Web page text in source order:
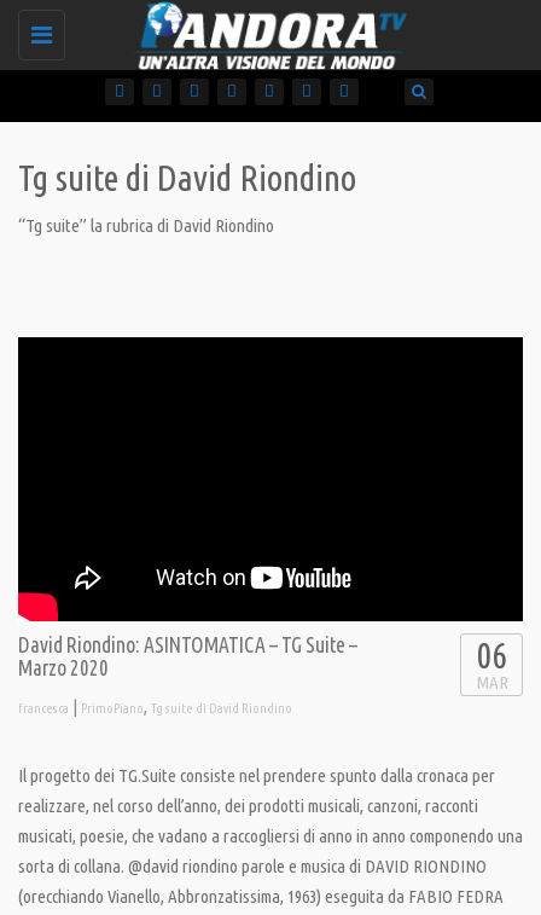
Toggle
Tg suite di David Riondino
“Tg suite” la rubrica di David Riondino
David Riondino: ASINTOMATICA – TG Suite –
Marzo 2020
francesca | PrimoPiano, Tg suite di David Riondino
06
MAR
Il progetto dei TG.Suite consiste nel prendere spunto dalla cronaca per
realizzare, nel corso dell’anno, dei prodotti musicali, canzoni, racconti
musicati, poesie, che vadano a raccogliersi di anno in anno componendo una
sorta di collana. @david riondino parole e musica di DAVID RIONDINO
(orecchiando Vianello, Abbronzatissima, 1963) eseguita da FABIO FEDRA